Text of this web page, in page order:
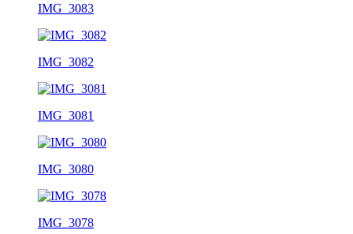
IMG_3083
IMG_3082
IMG_3081
IMG_3080
IMG_3078